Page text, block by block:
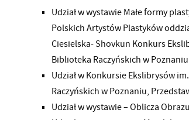
Udział w wystawie Małe formy
Polskich Artystów Plastyków
Ciesielska- Shovkun Konkurs
Biblioteka Raczyńskich w
Udział w Konkursie Ekslibrysów
Raczyńskich w Poznaniu,
Udział w wystawie – Oblicza